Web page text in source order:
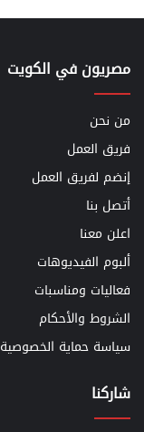
مصريون في الكويت
من نحن
فريق العمل
إنضم لفريق العمل
أتصل بنا
اعلن معنا
ألبوم الفيديوهات
فعاليات ومناسبات
الشروط والأحكام
سياسة حماية الخصوصية
شاركنا